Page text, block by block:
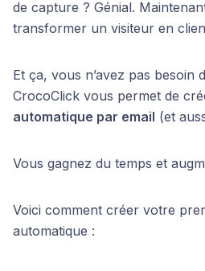
de capture ? Génial.
transformer un visiteur en
Et ça, vous n’avez pas besoin
CrocoClick vous permet de
automatique par email (et
Vous gagnez du temps et
Voici comment créer votre
automatique :